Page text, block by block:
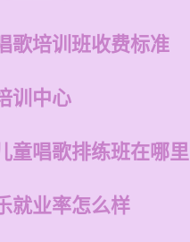
歌培训班收费标准
训中心
童唱歌排练班在哪里
就业率怎么样